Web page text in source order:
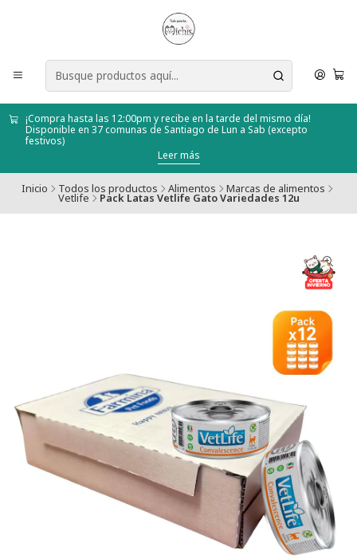
¡Compra hasta las 12:00pm y recibe en la tarde del mismo día!
Disponible en 37 comunas de Santiago de Lun a Sab (excepto
festivos)
Leer más
Inicio Todos los productos Alimentos Marcas de alimentos
Vetlife Pack Latas Vetlife Gato Variedades 12u